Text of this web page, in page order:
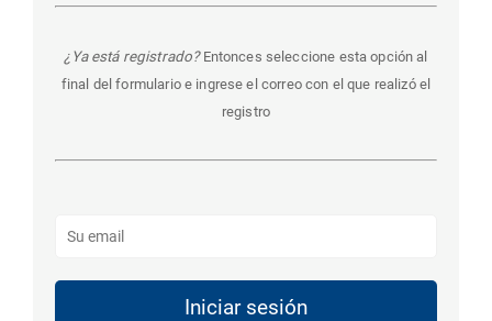
¿Ya está registrado?Entonces seleccione esta opción al
final del formulario e ingrese el correo con el que realizó el
registro
Iniciar sesión